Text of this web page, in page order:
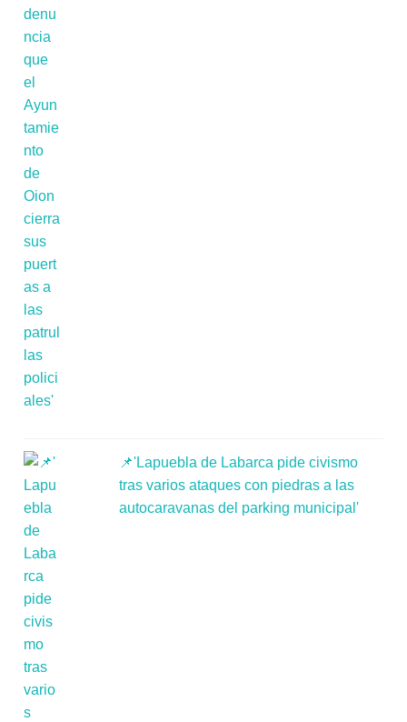
📌'Lapuebla de Labarca pide civismo
tras varios ataques con piedras a las
autocaravanas del parking municipal'